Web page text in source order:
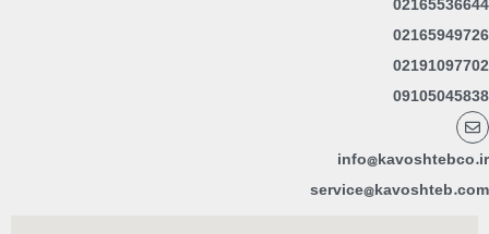
02165949726
02191097702
09105045838
info@kavoshtebco.ir
service@kavoshteb.com